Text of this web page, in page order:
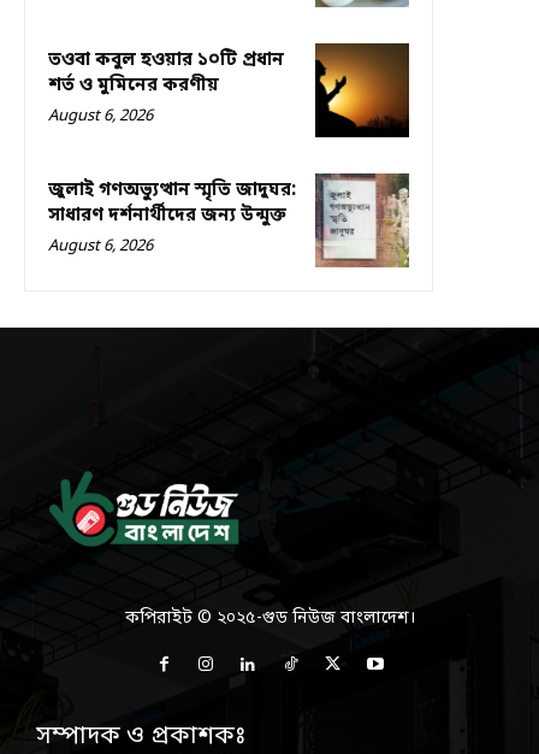
তওবা কবুল হওয়ার ১০টি প্রধান
শর্ত ও মুমিনের করণীয়
August 6, 2026
জুলাই গণঅভ্যুত্থান স্মৃতি জাদুঘর:
সাধারণ দর্শনার্থীদের জন্য উন্মুক্ত
August 6, 2026
কপিরাইট © ২০২৫-গুড নিউজ বাংলাদেশ।
সম্পাদক ও প্রকাশকঃ